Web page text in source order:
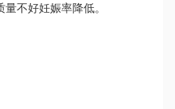
不好妊娠率降低。